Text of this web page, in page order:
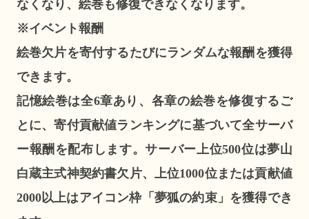
なくなり、絵巻も修復できなくなります。
※イベント報酬
絵巻欠片を寄付するたびにランダムな報酬を獲得
できます。
記憶絵巻は全6章あり、各章の絵巻を修復するご
とに、寄付貢献値ランキングに基づいて全サーバ
ー報酬を配布します。サーバー上位500位は夢山
白蔵主式神契約書欠片、上位1000位または貢献値
2000以上はアイコン枠「夢狐の約束」を獲得でき